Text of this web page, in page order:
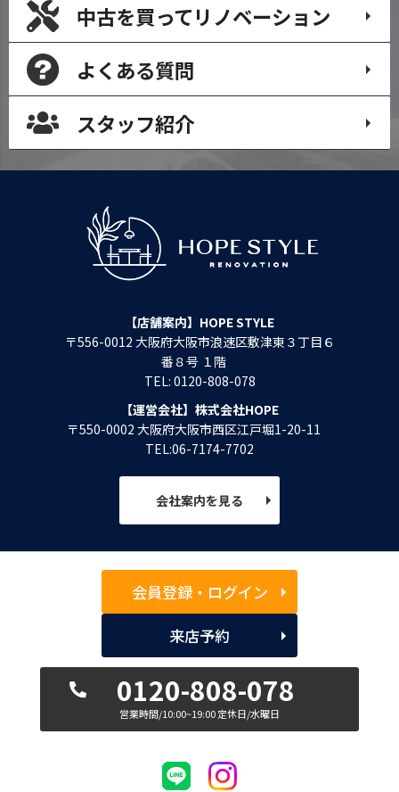
中古を買ってリノベーション
よくある質問
スタッフ紹介
【店舗案内】HOPE STYLE
〒556-0012 大阪府大阪市浪速区敷津東３丁目６
番８号 １階
TEL: 0120-808-078
【運営会社】株式会社HOPE
〒550-0002 大阪府大阪市西区江戸堀1-20-11
TEL:06-7174-7702
会社案内を見る
会員登録・ログイン
来店予約
0120-808-078
営業時間/10:00~19:00 定休日/水曜日